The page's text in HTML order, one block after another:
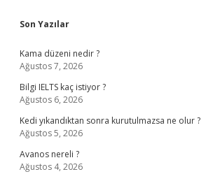
Sidebar
Son Yazılar
Kama düzeni nedir ?
Ağustos 7, 2026
Bilgi IELTS kaç istiyor ?
Ağustos 6, 2026
Kedi yıkandıktan sonra kurutulmazsa ne olur ?
Ağustos 5, 2026
Avanos nereli ?
Ağustos 4, 2026